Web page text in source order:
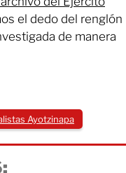
el dedo del renglón
de manera
Ayotzinapa